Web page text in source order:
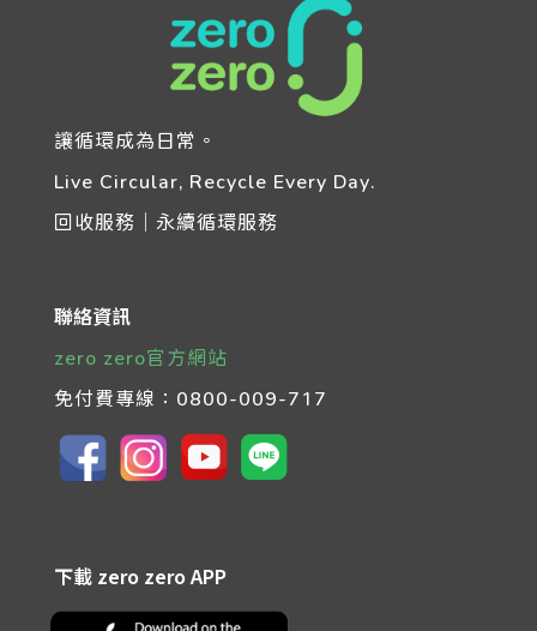
讓循環成為日常。
Live Circular, Recycle Every Day.
回收服務｜永續循環服務
聯絡資訊
zero zero官方網站
免付費專線： 0800-009-717
下載 zero zero APP